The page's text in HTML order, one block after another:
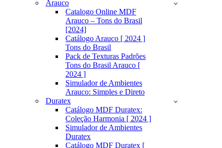
Arauco
Catalogo Online MDF
Arauco – Tons do Brasil
[2024]
Catálogo Arauco [ 2024 ]
Tons do Brasil
Pack de Texturas Padrões
Tons do Brasil Arauco [
2024 ]
Simulador de Ambientes
Arauco: Simples e Direto
Duratex
Catálogo MDF Duratex:
Coleção Harmonia [ 2024 ]
Simulador de Ambientes
Duratex
Catálogo MDF Duratex [